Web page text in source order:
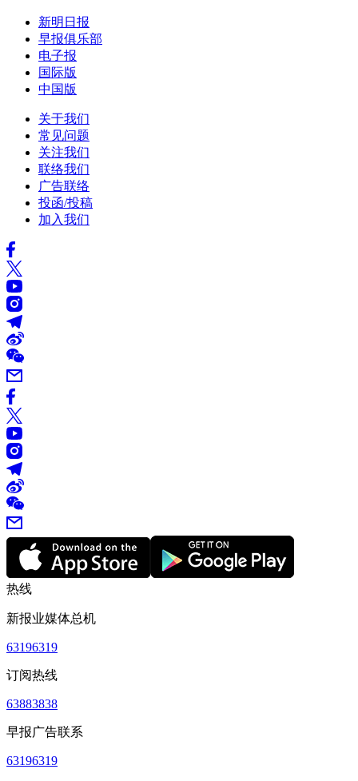
新明日报
早报俱乐部
电子报
国际版
中国版
关于我们
常见问题
关注我们
联络我们
广告联络
投函/投稿
加入我们
热线
新报业媒体总机
63196319
订阅热线
63883838
早报广告联系
63196319